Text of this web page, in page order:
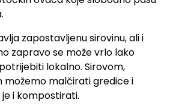
zapostavljenu sirovinu, ali i
zapravo se može vrlo lako
lokalno. Sirovom,
možemo malčirati gredice i
i kompostirati.